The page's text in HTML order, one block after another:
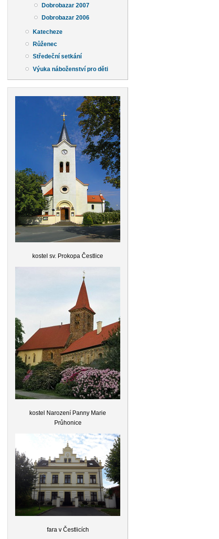
Dobrobazar 2007
Dobrobazar 2006
Katecheze
Růženec
Středeční setkání
Výuka náboženství pro děti
kostel sv. Prokopa Čestlice
kostel Narození Panny Marie
Průhonice
fara v Čestlicích